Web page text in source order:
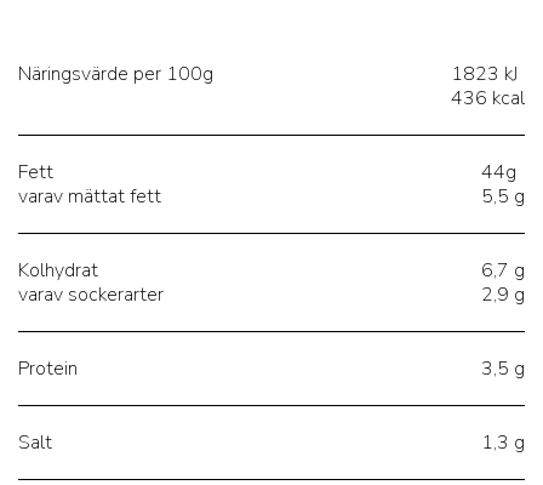
Näringsvärde per 100g
1823 kJ
436 kcal
Fett
varav mättat fett
44g
5,5 g
Kolhydrat
varav sockerarter
6,7 g
2,9 g
Protein 3,5 g
Salt 1,3 g